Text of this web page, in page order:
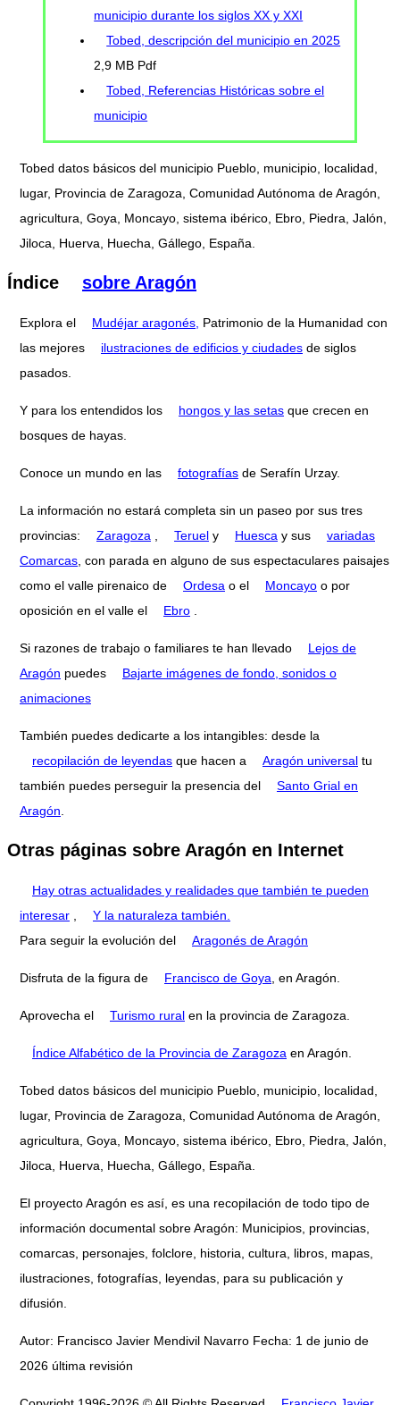
municipio durante los siglos XX y XXI
Tobed, descripción del municipio en 2025
2,9 MB Pdf
Tobed, Referencias Históricas sobre el
municipio
Tobed datos básicos del municipio Pueblo, municipio, localidad,
lugar, Provincia de Zaragoza, Comunidad Autónoma de Aragón,
agricultura, Goya, Moncayo, sistema ibérico, Ebro, Piedra, Jalón,
Jiloca, Huerva, Huecha, Gállego, España.
Índice sobre Aragón
Explora el Mudéjar aragonés, Patrimonio de la Humanidad con
las mejores
ilustraciones de edificios y ciudades de siglos
pasados.
Y para los entendidos los hongos y las setas que crecen en
bosques de hayas.
Conoce un mundo en las fotografías de Serafín Urzay.
La información no estará completa sin un paseo por sus tres
provincias:
Zaragoza Teruel y Huesca y sus
variadas
Comarcas , con parada en alguno de sus espectaculares paisajes
como el valle pirenaico de
Ordesa o el Moncayo o por
oposición en el valle el
Ebro
Si razones de trabajo o familiares te han llevado
Lejos de
Aragón puedes
Bajarte imágenes de fondo, sonidos o
animaciones
También puedes dedicarte a los intangibles: desde la
recopilación de leyendas que hacen a Aragón universal tu
también puedes perseguir la presencia del
Santo Grial en
Aragón
Otras páginas sobre Aragón en Internet
Hay otras actualidades y realidades que también te pueden
interesar
Y la naturaleza también.
Para seguir la evolución del
Aragonés de Aragón
Disfruta de la figura de Francisco de Goya , en Aragón.
Aprovecha el Turismo rural en la provincia de Zaragoza.
Índice Alfabético de la Provincia de Zaragoza en Aragón.
Tobed datos básicos del municipio Pueblo, municipio, localidad,
lugar, Provincia de Zaragoza, Comunidad Autónoma de Aragón,
agricultura, Goya, Moncayo, sistema ibérico, Ebro, Piedra, Jalón,
Jiloca, Huerva, Huecha, Gállego, España.
El proyecto Aragón es así, es una recopilación de todo tipo de
información documental sobre Aragón: Municipios, provincias,
comarcas, personajes, folclore, historia, cultura, libros, mapas,
ilustraciones, fotografías, leyendas, para su publicación y
difusión.
Autor: Francisco Javier Mendivil Navarro Fecha: 1 de junio de
2026 última revisión